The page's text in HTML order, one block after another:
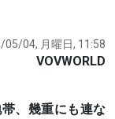
05/04, 月曜日, 11:58
VOVWORLD
、幾重にも連な